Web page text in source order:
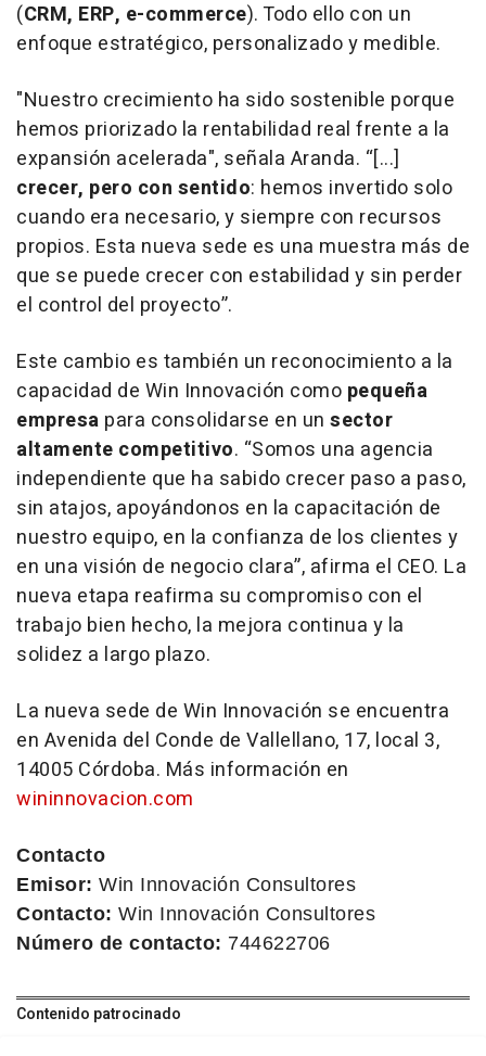
(CRM, ERP, e-commerce). Todo ello con un
enfoque estratégico, personalizado y medible.
"Nuestro crecimiento ha sido sostenible porque
hemos priorizado la rentabilidad real frente a la
expansión acelerada", señala Aranda. “[...]
crecer, pero con sentido: hemos invertido solo
cuando era necesario, y siempre con recursos
propios. Esta nueva sede es una muestra más de
que se puede crecer con estabilidad y sin perder
el control del proyecto”.
Este cambio es también un reconocimiento a la
capacidad de Win Innovación como pequeña
empresa para consolidarse en un sector
altamente competitivo. “Somos una agencia
independiente que ha sabido crecer paso a paso,
sin atajos, apoyándonos en la capacitación de
nuestro equipo, en la confianza de los clientes y
en una visión de negocio clara”, afirma el CEO. La
nueva etapa reafirma su compromiso con el
trabajo bien hecho, la mejora continua y la
solidez a largo plazo.
La nueva sede de Win Innovación se encuentra
en Avenida del Conde de Vallellano, 17, local 3,
14005 Córdoba. Más información en
wininnovacion.com
Contacto
Emisor: Win Innovación Consultores
Contacto: Win Innovación Consultores
Número de contacto: 744622706
Contenido patrocinado